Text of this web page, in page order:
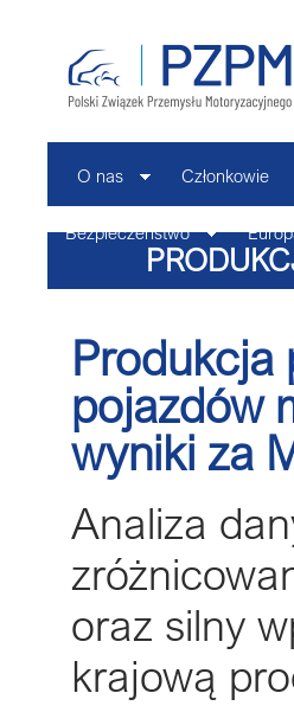
O nas Członkowie
Bezpieczeństwo
Produkcja
pojazdów
wyniki za
Analiza
oraz silny
krajową